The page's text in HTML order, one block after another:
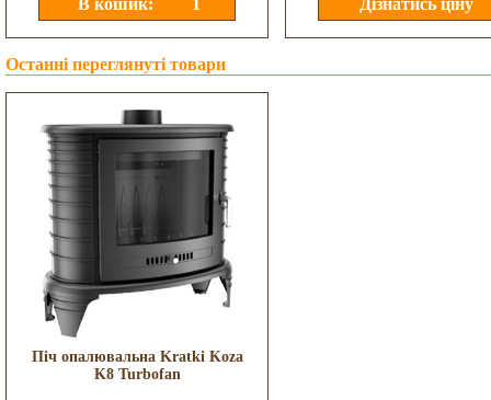
Останні переглянуті товари
Піч опалювальна Kratki Koza
K8 Turbofan